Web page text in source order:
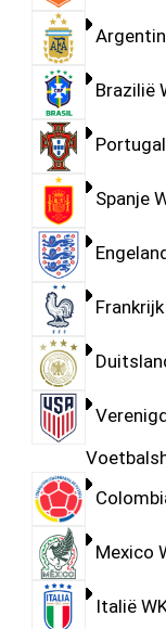
Brazilië
Spanje
Mexico
Italië